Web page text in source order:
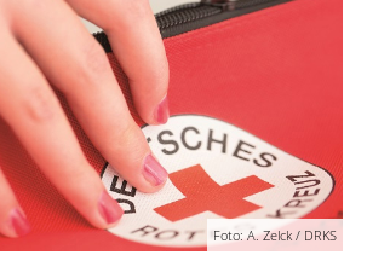
Foto: A. Zelck / DRKS